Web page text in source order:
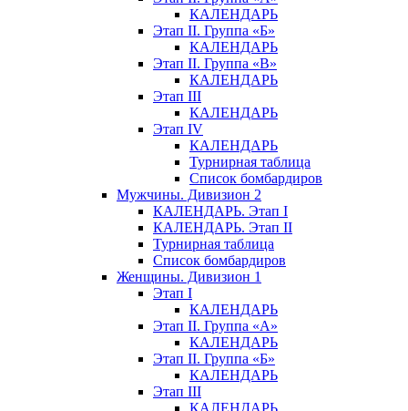
КАЛЕНДАРЬ
Этап II. Группа «Б»
КАЛЕНДАРЬ
Этап II. Группа «В»
КАЛЕНДАРЬ
Этап III
КАЛЕНДАРЬ
Этап IV
КАЛЕНДАРЬ
Турнирная таблица
Список бомбардиров
Мужчины. Дивизион 2
КАЛЕНДАРЬ. Этап I
КАЛЕНДАРЬ. Этап II
Турнирная таблица
Список бомбардиров
Женщины. Дивизион 1
Этап I
КАЛЕНДАРЬ
Этап II. Группа «А»
КАЛЕНДАРЬ
Этап II. Группа «Б»
КАЛЕНДАРЬ
Этап III
КАЛЕНДАРЬ